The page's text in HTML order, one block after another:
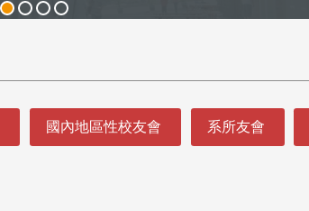
國內地區性校友會 系所友會